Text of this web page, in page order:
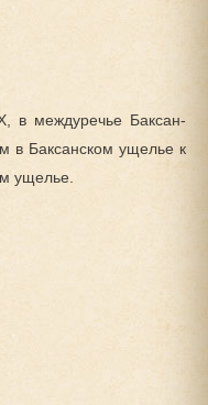
в междуречье Баксан-
в Баксанском ущелье к
ущелье.